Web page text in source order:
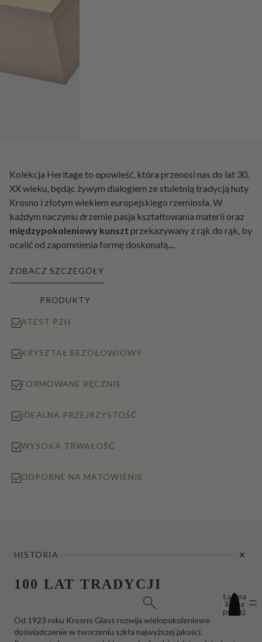
PRODUKTY
Łączna
liczba
pozycji
Kolekcja Heritage to opowieść, która przenosi nas do lat 30.
XX wieku, będąc żywym dialogiem ze stuletnią tradycją huty
Krosno i złotym wiekiem europejskiego rzemiosła. W
każdym naczyniu drzemie pasja kształtowania materii oraz
międzypokoleniowy kunszt przekazywany z rąk do rąk, by
ocalić od zapomnienia formę doskonałą....
ZOBACZ SZCZEGÓŁY
ATEST PZH
KRYSZTAŁ BEZOŁOWIOWY
FORMOWANE RĘCZNIE
IDEALNA PRZEJRZYSTOŚĆ
WYSOKA TRWAŁOŚĆ
ODPORNE NA MATOWIENIE
HISTORIA
100 LAT TRADYCJI
Od 1923 roku Krosno Glass rozwija wielopokoleniowe
doświadczenie w tworzeniu szkła najwyższej jakości.